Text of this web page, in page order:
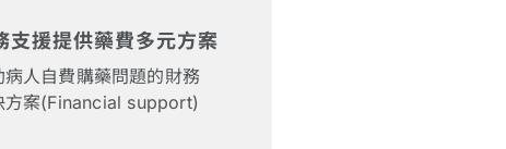
支援提供藥費多元方案
病人自費購藥問題的財務
方案(Financial support)